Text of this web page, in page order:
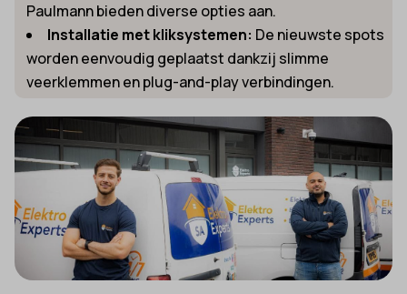
Paulmann bieden diverse opties aan.
Installatie met kliksystemen: De nieuwste spots
worden eenvoudig geplaatst dankzij slimme
veerklemmen en plug-and-play verbindingen.